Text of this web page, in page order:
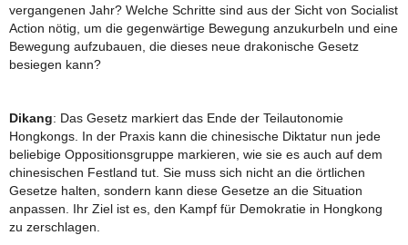
vergangenen Jahr? Welche Schritte sind aus der Sicht von Socialist
Action nötig, um die gegenwärtige Bewegung anzukurbeln und eine
Bewegung aufzubauen, die dieses neue drakonische Gesetz
besiegen kann?
Dikang: Das Gesetz markiert das Ende der Teilautonomie
Hongkongs. In der Praxis kann die chinesische Diktatur nun jede
beliebige Oppositionsgruppe markieren, wie sie es auch auf dem
chinesischen Festland tut. Sie muss sich nicht an die örtlichen
Gesetze halten, sondern kann diese Gesetze an die Situation
anpassen. Ihr Ziel ist es, den Kampf für Demokratie in Hongkong
zu zerschlagen.